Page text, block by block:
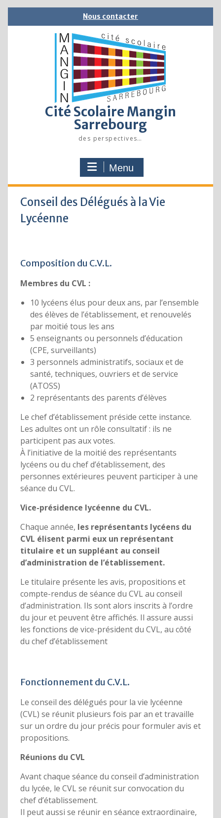
Nous contacter
Cité Scolaire Mangin
Sarrebourg
des perspectives…
Menu
Conseil des Délégués à la Vie
Lycéenne
Composition du C.V.L.
Membres du CVL :
10 lycéens élus pour deux ans, par l’ensemble
des élèves de l’établissement, et renouvelés
par moitié tous les ans
5 enseignants ou personnels d’éducation
(CPE, surveillants)
3 personnels administratifs, sociaux et de
santé, techniques, ouvriers et de service
(ATOSS)
2 représentants des parents d’élèves
Le chef d’établissement préside cette instance.
Les adultes ont un rôle consultatif : ils ne
participent pas aux votes.
À l’initiative de la moitié des représentants
lycéens ou du chef d’établissement, des
personnes extérieures peuvent participer à une
séance du CVL.
Vice-présidence lycéenne du CVL.
Chaque année, les représentants lycéens du
CVL élisent parmi eux un représentant
titulaire et un suppléant au conseil
d’administration de l’établissement.
Le titulaire présente les avis, propositions et
compte-rendus de séance du CVL au conseil
d’administration. Ils sont alors inscrits à l’ordre
du jour et peuvent être affichés. Il assure aussi
les fonctions de vice-président du CVL, au côté
du chef d’établissement
Fonctionnement du C.V.L.
Le conseil des délégués pour la vie lycéenne
(CVL) se réunit plusieurs fois par an et travaille
sur un ordre du jour précis pour formuler avis et
propositions.
Réunions du CVL
Avant chaque séance du conseil d’administration
du lycée, le CVL se réunit sur convocation du
chef d’établissement.
Il peut aussi se réunir en séance extraordinaire,